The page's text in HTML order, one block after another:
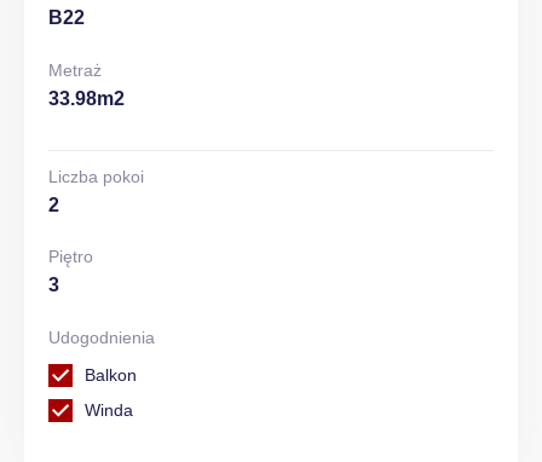
B22
Metraż
33.98m2
Liczba pokoi
2
Piętro
3
Udogodnienia
Balkon
Winda